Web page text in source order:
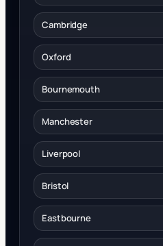
Cambridge
Oxford
Bournemouth
Manchester
Liverpool
Bristol
Eastbourne